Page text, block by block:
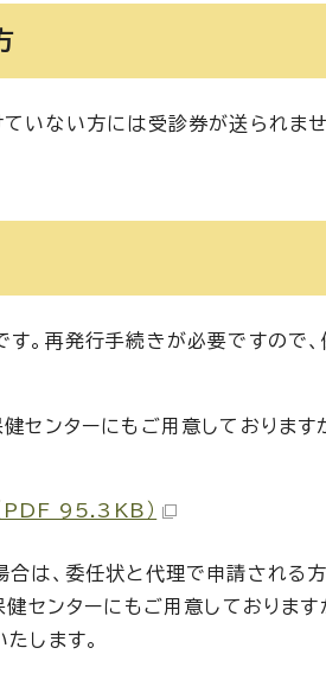
いない方には受診券が送られま
。再発行手続きが必要ですので
センターにもご用意しております
PDF 95.3KB）
は、委任状と代理で申請される方
センターにもご用意しております
します。